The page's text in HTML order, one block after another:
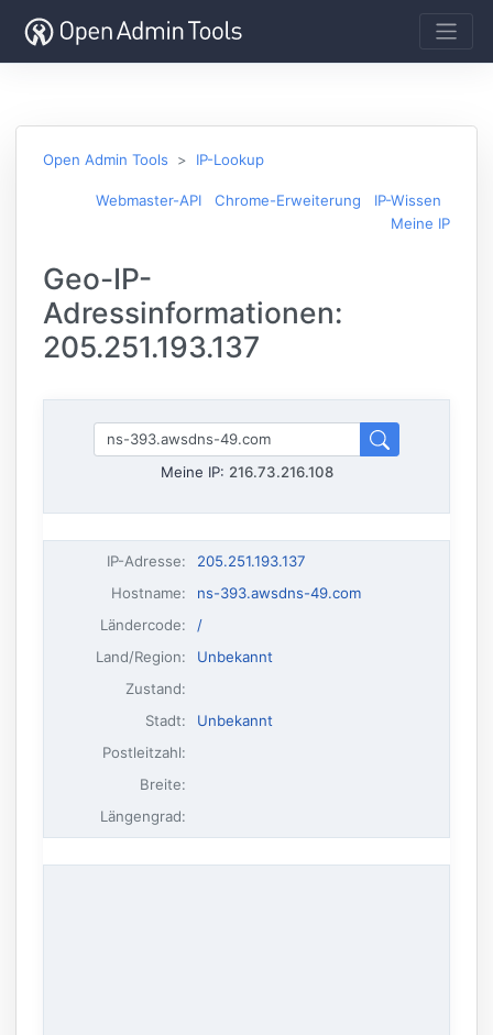
Open Admin Tools IP-Lookup
Webmaster-API Chrome-Erweiterung
IP-Wissen
Meine IP
Geo-IP-
Adressinformationen:
205.251.193.137
Meine IP: 216.73.216.108
IP-Adresse:
205.251.193.137
Hostname:
ns-393.awsdns-49.com
Ländercode:
/
Land/Region:
Unbekannt
Zustand:
Stadt:
Unbekannt
Postleitzahl:
Breite:
Längengrad: